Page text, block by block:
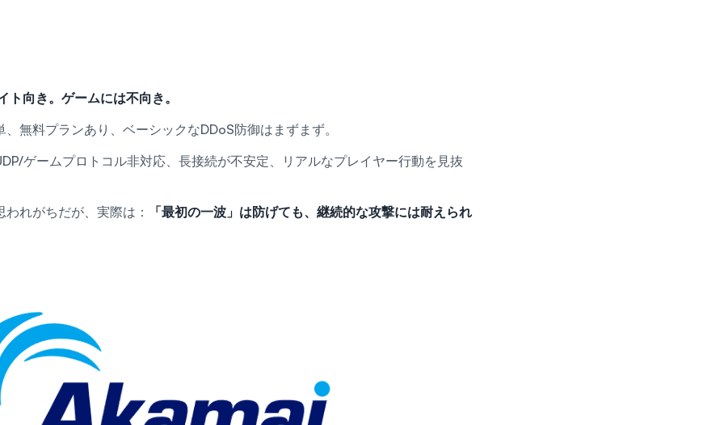
ト向き。ゲームには不向き。
無料プランあり、ベーシックなDDoS防御はまずまず。
ゲームプロトコル非対応、長接続が不安定、リアルなプレイヤー行動を見抜
れがちだが、実際は： 「最初の一波」は防げても、継続的な攻撃には耐えられ